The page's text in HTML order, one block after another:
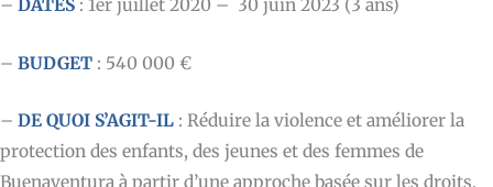
– DATES : 1er juillet 2020 – 30 juin 2023 (3 ans)
– BUDGET : 540 000 €
– DE QUOI S’AGIT-IL : Réduire la violence et améliorer la
protection des enfants, des jeunes et des femmes de
Buenaventura à partir d’une approche basée sur les droits,